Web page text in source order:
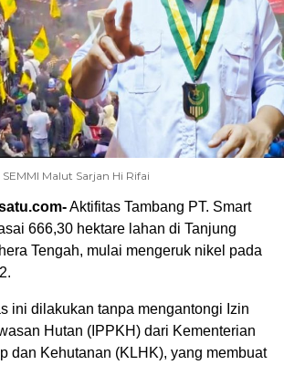
Malut Sarjan Hi Rifai
Aktifitas Tambang PT. Smart
666,30 hektare lahan di Tanjung
Tengah, mulai mengeruk nikel pada
ini dilakukan tanpa mengantongi Izin
Hutan (IPPKH) dari Kementerian
dan Kehutanan (KLHK), yang membuat